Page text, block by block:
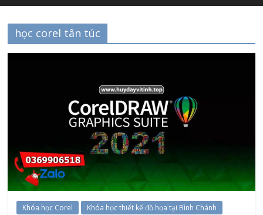
học corel tân túc
Khóa học Corel Khóa học thiết kế đồ họa tại Bình Chánh